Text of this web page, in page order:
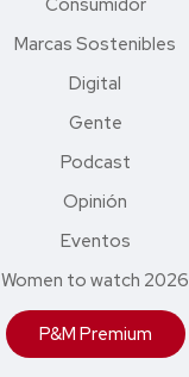
Marcas Sostenibles
Digital
Gente
Podcast
Opinión
Eventos
Women to watch 2026
P&M Premium